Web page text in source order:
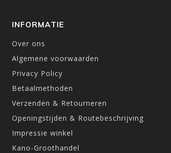
INFORMATIE
Over ons
Algemene voorwaarden
Privacy Policy
Betaalmethoden
Verzenden & Retourneren
Openingstijden & Routebeschrijving
Impressie winkel
Kano-Groothandel